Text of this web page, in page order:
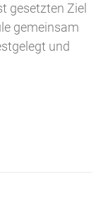
gesetzten Ziel
gemeinsam
und